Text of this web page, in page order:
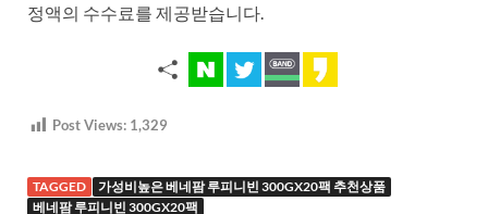
정액의 수수료를 제공받습니다.
Post Views: 1,329
TAGGED
가성비높은 베네팜 루피니빈 300GX20팩 추천상품
베네팜 루피니빈 300GX20팩